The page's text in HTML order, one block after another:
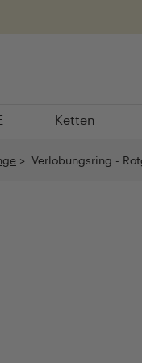
Ketten
Ketten
> Verlobungsring -